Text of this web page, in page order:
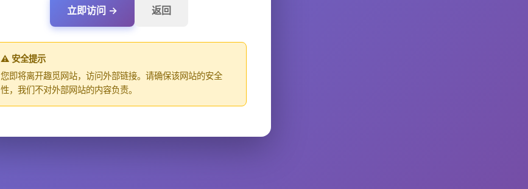
立即访问 → 返回
⚠️ 安全提示
您即将离开趣觅网站，访问外部链接。请确保该网站的安全
性，我们不对外部网站的内容负责。